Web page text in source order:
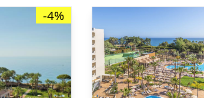
-4%